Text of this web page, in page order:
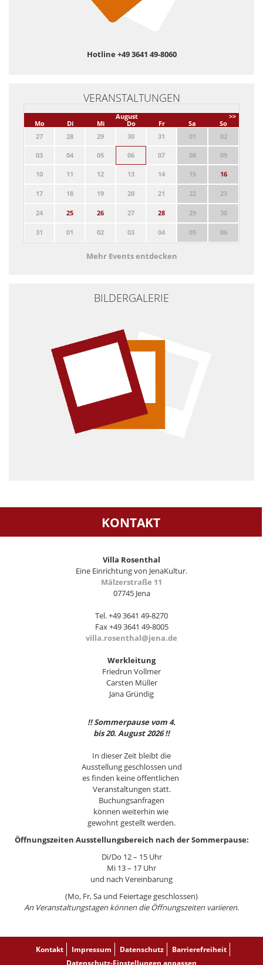
Hotline +49 3641 49-8060
VERANSTALTUNGEN
>>
August
Mo
Di Mi Do Fr Sa
So
27
28 29 30 31 01 02
03 04 05 06 07 08 09
10 11 12 13 14 15 16
17 18 19 20 21 22 23
24 25 26 27 28 29 30
31 01 02 03 04 05 06
Mehr Events entdecken
BILDERGALERIE
KONTAKT
Villa Rosenthal
Eine Einrichtung von JenaKultur.
Mälzerstraße 11
07745 Jena
Tel. +49 3641 49-8270
Fax +49 3641 49-8005
villa.rosenthal@jena.de
Werkleitung
Friedrun Vollmer
Carsten Müller
Jana Gründig
!! Sommerpause vom 4.
bis 20. August 2026 !!
In dieser Zeit bleibt die
Ausstellung geschlossen und
es finden keine öffentlichen
Veranstaltungen statt.
Buchungsanfragen
können weiterhin wie
gewohnt gestellt werden.
Öffnungszeiten Ausstellungsbereich nach der Sommerpause:
Di/Do 12 – 15 Uhr
Mi 13 – 17 Uhr
und nach Vereinbarung
(Mo, Fr, Sa und Feiertage geschlossen)
An Veranstaltungstagen können die Öffnungszeiten variieren.
Kontakt Impressum Datenschutz
Barrierefreiheit
Datenschutz-Einstellungen anpassen